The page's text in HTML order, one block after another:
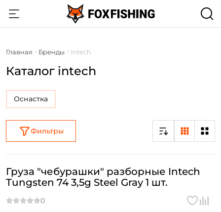
Главная Бренды Intech
Каталог intech
Оснастка
Фильтры
Груза "чебурашки" разборные Intech
Tungsten 74 3,5g Steel Gray 1 шт.